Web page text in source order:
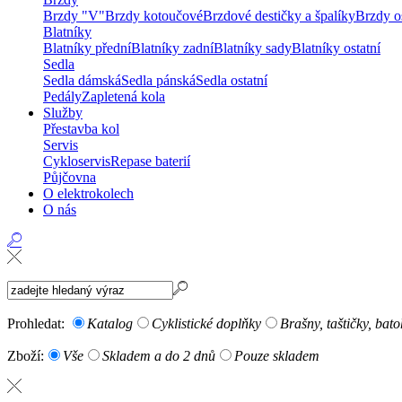
Brzdy "V"Brzdy kotoučovéBrzdové destičky a špalíkyBrzdy
Blatníky
Blatníky předníBlatníky zadníBlatníky sadyBlatníky ostatní
Sedla
Sedla dámskáSedla pánskáSedla ostatní
PedályZapletená kola
Služby
Přestavba kol
Servis
CykloservisRepase baterií
Půjčovna
O elektrokolech
O nás
Prohledat: Katalog Cyklistické doplňky Brašny, taštičky,
Zboží: Vše Skladem a do 2 dnů Pouze skladem